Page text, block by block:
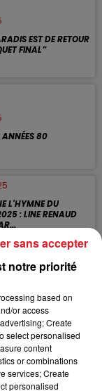
EST DE RETOUR
FINAL”
ANNÉES 80
L'HYMNE DU
: LINE RENAUD
Sidaction bat son plein
en émotion. Le
Damso est l'instigateur
LOUANE - MAMAN
la mi-temps du match
à l'Écosse au Stade
a dévoilé en
la chanson avec
notre priorité
based on
or access
Create
select personalised
content
or combinations
services; Create
personalised
sans accepter